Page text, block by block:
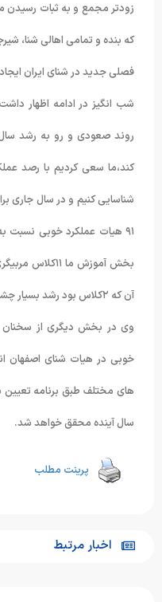
زودتر مجمع و به ثبات رسیدن
که بنده و تمامی اهالی شنا،
فصلی جدید در شنای ایران
روند صعودی و رو به رشد
کند،ما سعی کردیم با رصد
شناسایی کنیم و در سال جاری
٩١ هیات عملکرد خوبی نسبت
بخش آموزش ما
آن که ٢کلاس بود رشد بسیار چشمگیری داشتیم.
وی در بخش دیگری از سخنان
خوبی در هیات شنای اصفهان
های مختلف طبق برنامه
سال آینده محقق خواهد شد.
پرینت مطلب
اخبار مرتبط